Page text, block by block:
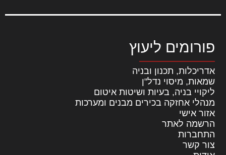
פורומים ליעוץ
אדריכלות, תכנון ובניה
שמאות, מיסוי נדל"ן
ליקויי בניה, בעיות ושיטות איטום
מנהלי אחזקה בכירים מבנים ומערכות
אזור אישי
הרשמה לאתר
התחברות
צור קשר